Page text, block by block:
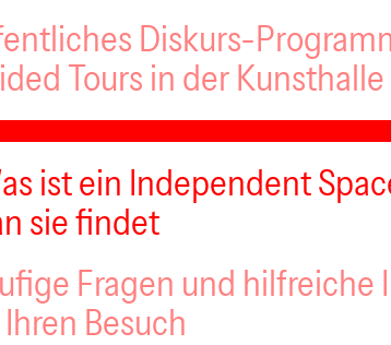
Diskurs-
Tours in der
ist ein Independent
sie findet
Fragen und hilfreiche
Besuch